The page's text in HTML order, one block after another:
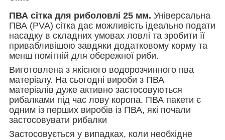
ПВА сітка для риболовлі 25 мм. Універсальна
ПВА (PVA) сітка дає можливість ідеально подати
насадку в складних умовах ловлі та зробити її
привабливішою завдяки додатковому корму та
менш помітній для обережної риби.
Виготовлена з якісного водорозчинного пва
матеріалу. На сьогодні вироби з ПВА
матеріалів дуже активно застосовуються
рибалками під час лову коропа. ПВА пакети є
одним із перших виробів із ПВА, які почали
застосовувати рибалки
Застосовується у випадках, коли необхідне